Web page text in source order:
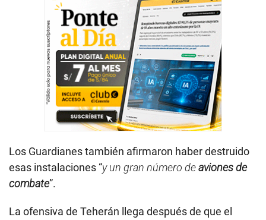
Los Guardianes también afirmaron haber destruido
esas instalaciones “y un gran número deaviones de
combate”.
La ofensiva de Teherán llega después de que el